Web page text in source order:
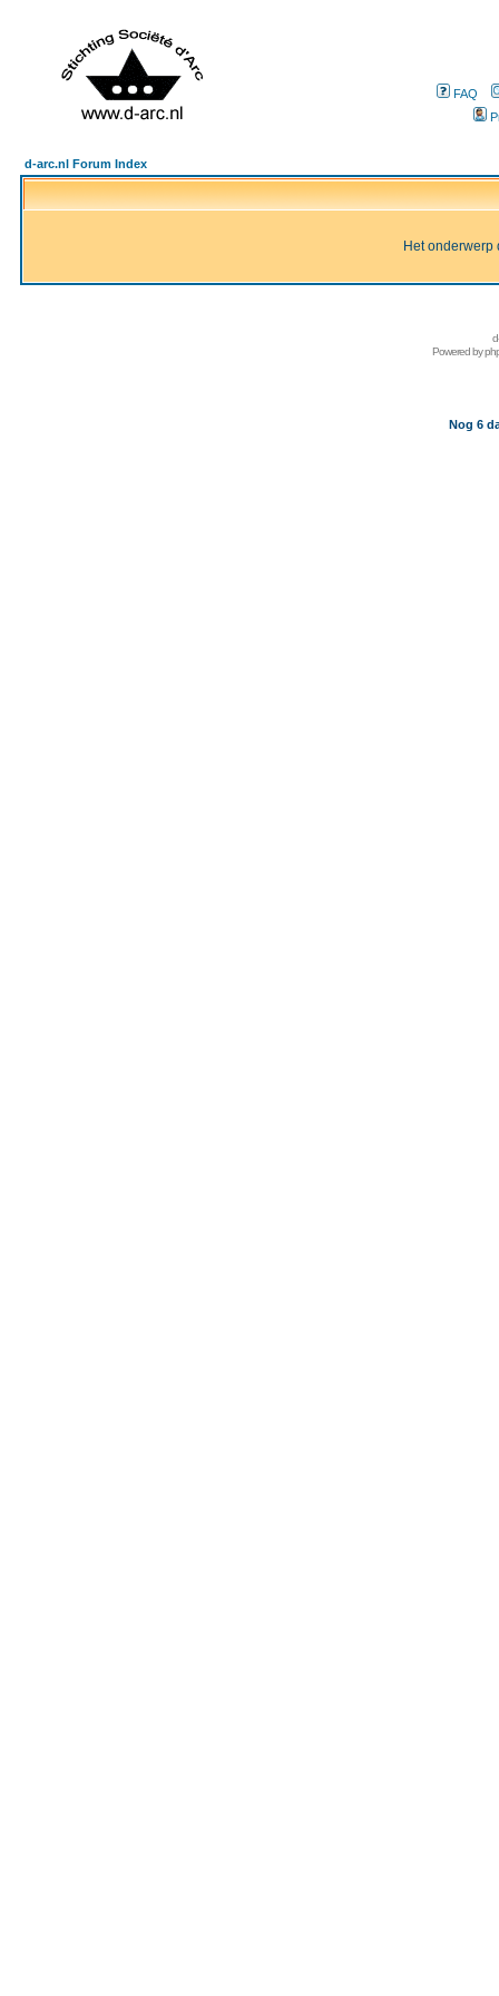
FAQ
d-arc.nl Forum Index
Het onderwerp
Powered by
Nog 6